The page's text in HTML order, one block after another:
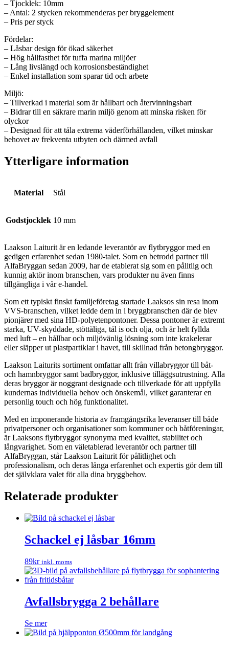
– Tjocklek: 10mm
– Antal: 2 stycken rekommenderas per bryggelement
– Pris per styck
Fördelar:
– Låsbar design för ökad säkerhet
– Hög hållfasthet för tuffa marina miljöer
– Lång livslängd och korrosionsbeständighet
– Enkel installation som sparar tid och arbete
Miljö:
– Tillverkad i material som är hållbart och återvinningsbart
– Bidrar till en säkrare marin miljö genom att minska risken för
olyckor
– Designad för att tåla extrema väderförhållanden, vilket minskar
behovet av frekventa utbyten och därmed avfall
Ytterligare information
Material Stål
Godstjocklek 10 mm
Laakson Laiturit är en ledande leverantör av flytbryggor med en
gedigen erfarenhet sedan 1980-talet. Som en betrodd partner till
AlfaBryggan sedan 2009, har de etablerat sig som en pålitlig och
kunnig aktör inom branschen, vars produkter nu även finns
tillgängliga i vår e-handel.
Som ett typiskt finskt familjeföretag startade Laaksos sin resa inom
VVS-branschen, vilket ledde dem in i bryggbranschen där de blev
pionjärer med sina HD-polyetenpontoner. Dessa pontoner är extremt
starka, UV-skyddade, stöttåliga, tål is och olja, och är helt fyllda
med luft – en hållbar och miljövänlig lösning som inte krakelerar
eller släpper ut plastpartiklar i havet, till skillnad från betongbryggor.
Laakson Laiturits sortiment omfattar allt från villabryggor till båt-
och hamnbryggor samt badbryggor, inklusive tilläggsutrustning. Alla
deras bryggor är noggrant designade och tillverkade för att uppfylla
kundernas individuella behov och önskemål, vilket garanterar en
personlig touch och hög funktionalitet.
Med en imponerande historia av framgångsrika leveranser till både
privatpersoner och organisationer som kommuner och båtföreningar,
är Laaksons flytbryggor synonyma med kvalitet, stabilitet och
långvarighet. Som en väletablerad leverantör och partner till
AlfaBryggan, står Laakson Laiturit för pålitlighet och
professionalism, och deras långa erfarenhet och expertis gör dem till
det självklara valet för alla dina bryggbehov.
Relaterade produkter
Schackel ej låsbar 16mm
89kr inkl. moms
Avfallsbrygga 2 behållare
Se mer